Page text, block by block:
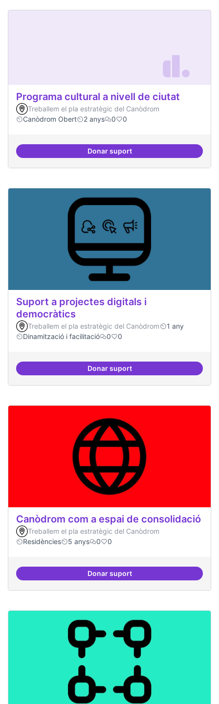
Programa cultural a nivell de ciutat
Treballem el pla estratègic del Canòdrom
Canòdrom Obert
2 anys 0 0
Donar suportPrograma cultural a nivell de
Suport a projectes digitals i
democràtics
Treballem el pla estratègic del Canòdrom
1 any
Dinamització i facilitació
0 0
Donar suportSuport a projectes digitals i
Canòdrom com a espai de consolidació
Treballem el pla estratègic del Canòdrom
Residències
5 anys 0 0
Donar suportCanòdrom com a espai de